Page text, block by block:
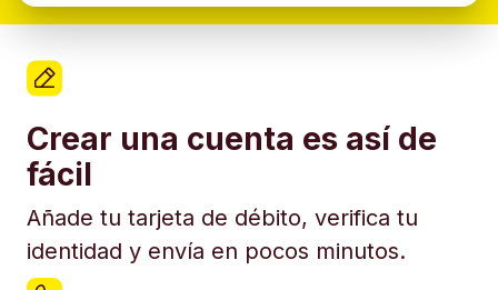
Crear una cuenta es así de
fácil
Añade tu tarjeta de débito, verifica tu
identidad y envía en pocos minutos.